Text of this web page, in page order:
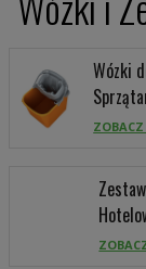
Wózki
ZOBACZ